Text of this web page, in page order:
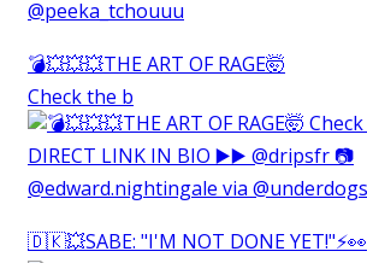
💣💥💥💥THE ART OF RAGE🤯⁠
Check the b
🇩🇰💥SABE: "I'M NOT DONE YET!"⚡️👀⁠